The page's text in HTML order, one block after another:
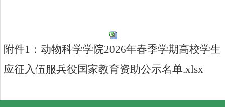
附件1：动物科学学院2026年春季学期高校学生
应征入伍服兵役国家教育资助公示名单.xlsx